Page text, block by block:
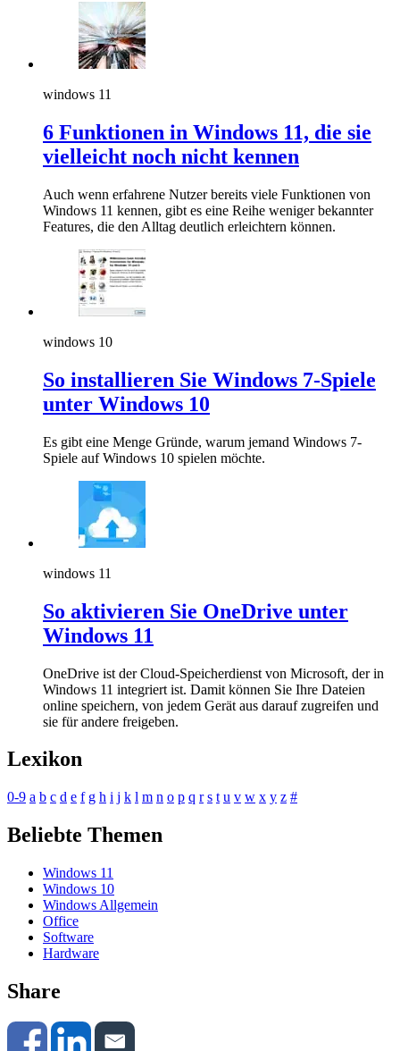
windows 11
6 Funktionen in Windows 11, die sie
vielleicht noch nicht kennen
Auch wenn erfahrene Nutzer bereits viele Funktionen von
Windows 11 kennen, gibt es eine Reihe weniger bekannter
Features, die den Alltag deutlich erleichtern können.
windows 10
So installieren Sie Windows 7-Spiele
unter Windows 10
Es gibt eine Menge Gründe, warum jemand Windows 7-
Spiele auf Windows 10 spielen möchte.
windows 11
So aktivieren Sie OneDrive unter
Windows 11
OneDrive ist der Cloud-Speicherdienst von Microsoft, der in
Windows 11 integriert ist. Damit können Sie Ihre Dateien
online speichern, von jedem Gerät aus darauf zugreifen und
sie für andere freigeben.
Lexikon
0-9 a b c d e f g h i j k l m n o p q r s t u v w x y z #
Beliebte Themen
Windows 11
Windows 10
Windows Allgemein
Office
Software
Hardware
Share